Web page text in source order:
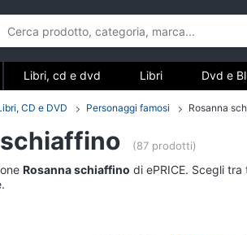
Libri, cd e dvd
Libri, cd e dvd Libri Dvd e
CD e DVD Personaggi famosi Rosanna
(87 prodotti)
Rosanna schiaffino di ePRICE. Scegli